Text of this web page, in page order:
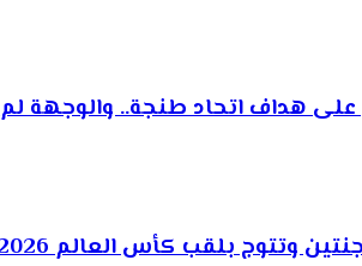
هداف اتحاد طنجة.. والوجهة
وتتوج بلقب كأس العالم 2026